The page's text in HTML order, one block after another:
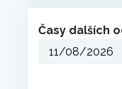
Časy dalších